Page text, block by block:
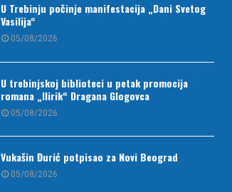
U Trebinju počinje manifestacija „Dani Svetog
Vasilija“
05/08/2026
U trebinjskoj biblioteci u petak promocija
romana „Ilirik“ Dragana Glogovca
05/08/2026
Vukašin Đurić potpisao za Novi Beograd
05/08/2026